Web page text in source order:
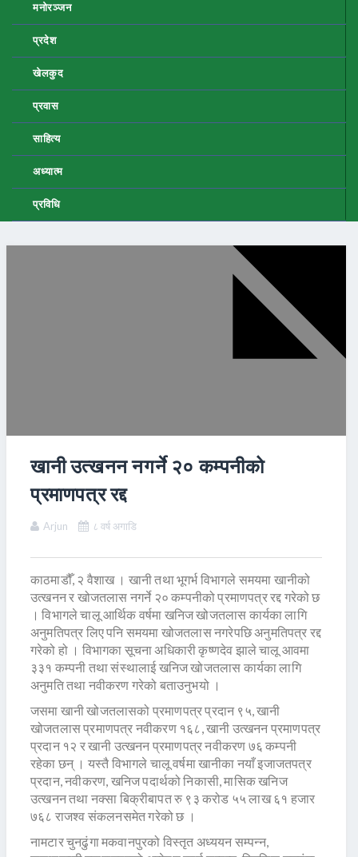
मनोरञ्जन
प्रदेश
खेलकुद
प्रवास
साहित्य
अध्यात्म
प्रविधि
खानी उत्खनन नगर्ने २० कम्पनीको
प्रमाणपत्र रद्द
Arjun ८ वर्ष अगाडि
काठमाडौँ, २ वैशाख । खानी तथा भूगर्भ विभागले समयमा खानीको
उत्खनन र खोजतलास नगर्ने २० कम्पनीको प्रमाणपत्र रद्द गरेको छ
। विभागले चालू आर्थिक वर्षमा खनिज खोजतलास कार्यका लागि
अनुमतिपत्र लिए पनि समयमा खोजतलास नगरेपछि अनुमतिपत्र रद्द
गरेको हो । विभागका सूचना अधिकारी कृष्णदेव झाले चालू आवमा
३३१ कम्पनी तथा संस्थालाई खनिज खोजतलास कार्यका लागि
अनुमति तथा नवीकरण गरेको बताउनुभयो ।
जसमा खानी खोजतलासको प्रमाणपत्र प्रदान ९५, खानी
खोजतलास प्रमाणपत्र नवीकरण १६८, खानी उत्खनन प्रमाणपत्र
प्रदान १२ र खानी उत्खनन प्रमाणपत्र नवीकरण ७६ कम्पनी
रहेका छन् । यस्तै विभागले चालू वर्षमा खानीका नयाँ इजाजतपत्र
प्रदान, नवीकरण, खनिज पदार्थको निकासी, मासिक खनिज
उत्खनन तथा नक्सा बिक्रीबापत रु ९३ करोड ५५ लाख ६१ हजार
७६८ राजश्व संकलनसमेत गरेको छ ।
नामटार चुनढुंगा मकवानपुरको विस्तृत अध्ययन सम्पन्न,